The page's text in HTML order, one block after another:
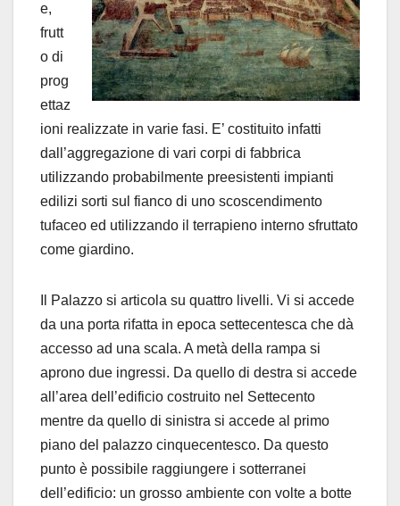
e,
frutt
o di
prog
ettaz
ioni realizzate in varie fasi. E’ costituito infatti
dall’aggregazione di vari corpi di fabbrica
utilizzando probabilmente preesistenti impianti
edilizi sorti sul fianco di uno scoscendimento
tufaceo ed utilizzando il terrapieno interno sfruttato
come giardino.
Il Palazzo si articola su quattro livelli. Vi si accede
da una porta rifatta in epoca settecentesca che dà
accesso ad una scala. A metà della rampa si
aprono due ingressi. Da quello di destra si accede
all’area dell’edificio costruito nel Settecento
mentre da quello di sinistra si accede al primo
piano del palazzo cinquecentesco. Da questo
punto è possibile raggiungere i sotterranei
dell’edificio: un grosso ambiente con volte a botte